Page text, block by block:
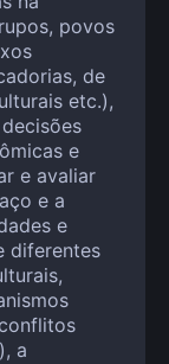
povos
de
etc.),
e
e avaliar
e a
e
diferentes
a